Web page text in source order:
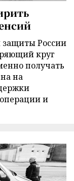
защиты России
круг
получать
на
и